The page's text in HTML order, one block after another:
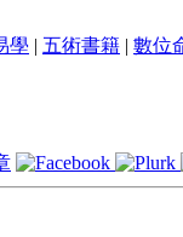
學 | 五術書籍 | 數位